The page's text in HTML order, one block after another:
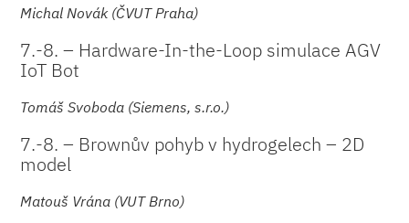
Michal Novák (ČVUT Praha)
7.-8. – Hardware-In-the-Loop simulace AGV
IoT Bot
Tomáš Svoboda (Siemens, s.r.o.)
7.-8. – Brownův pohyb v hydrogelech – 2D
model
Matouš Vrána (VUT Brno)